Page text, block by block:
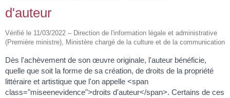
d'auteur
Vérifié le 11/03/2022 – Direction de l'information légale et administrative
(Première ministre), Ministère chargé de la culture et de la communication
Dès l'achèvement de son œuvre originale, l'auteur bénéficie,
quelle que soit la forme de sa création, de droits de la propriété
littéraire et artistique que l'on appelle <span
class="miseenevidence">droits d'auteur</span>. Certains de ces